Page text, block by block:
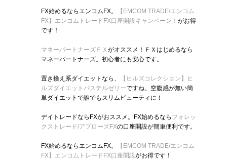
FX始めるならエンコムFX。
【EMCOM TRADE/エンコム
FX】エンコムトレードFX口座開設キャンペーン！ がお得
です！
マネーパートナーズＦＸ がオススメ！ＦＸはじめるなら
マネーパートナーズ。初心者にも安心です。
置き換え系ダイエットなら、
【ヒルズコレクション】ヒ
ルズダイエットパステルゼリーですね。空腹感が無い簡
単ダイエットで誰でもスリムビューティに！
デイトレードならFXがおススメ。FX始めるなら フォレッ
クストレード/アプローズFXの口座開設が簡単便利です。
FX始めるならエンコムFX。
【EMCOM TRADE/エンコム
FX】エンコムトレードFX口座開設がお得です！